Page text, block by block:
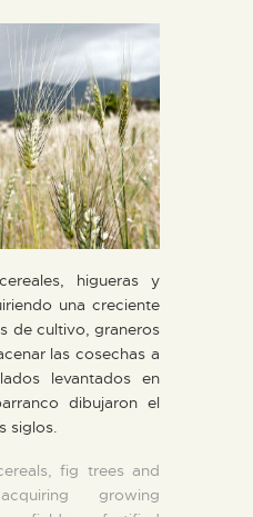
VISITA
higueras y
una creciente
de cultivo, graneros
las cosechas a
levantados en
dibujaron el
siglos.
fig trees and
growing